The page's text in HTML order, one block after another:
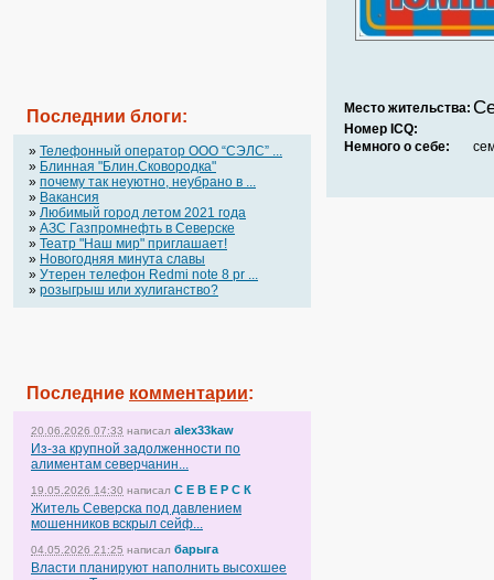
Последнии блоги:
» Телефонный оператор OOO “СЭЛС” ...
» Блинная "Блин.Сковородка"
» почему так неуютно, неубрано в ...
» Вакансия
» Любимый город летом 2021 года
» АЗС Газпромнефть в Северске
» Театр "Наш мир" приглашает!
» Новогодняя минута славы
» Утерен телефон Redmi note 8 pr ...
» розыгрыш или хулиганство?
Последние комментарии:
20.06.2026 07:33 написал alex33kaw
Из-за крупной задолженности по
алиментам северчанин...
19.05.2026 14:30 написал С Е В Е Р С К
Житель Северска под давлением
мошенников вскрыл сейф...
04.05.2026 21:25 написал барыга
Власти планируют наполнить высохшее
Место жительства:
Номер ICQ:
Немного о себе: